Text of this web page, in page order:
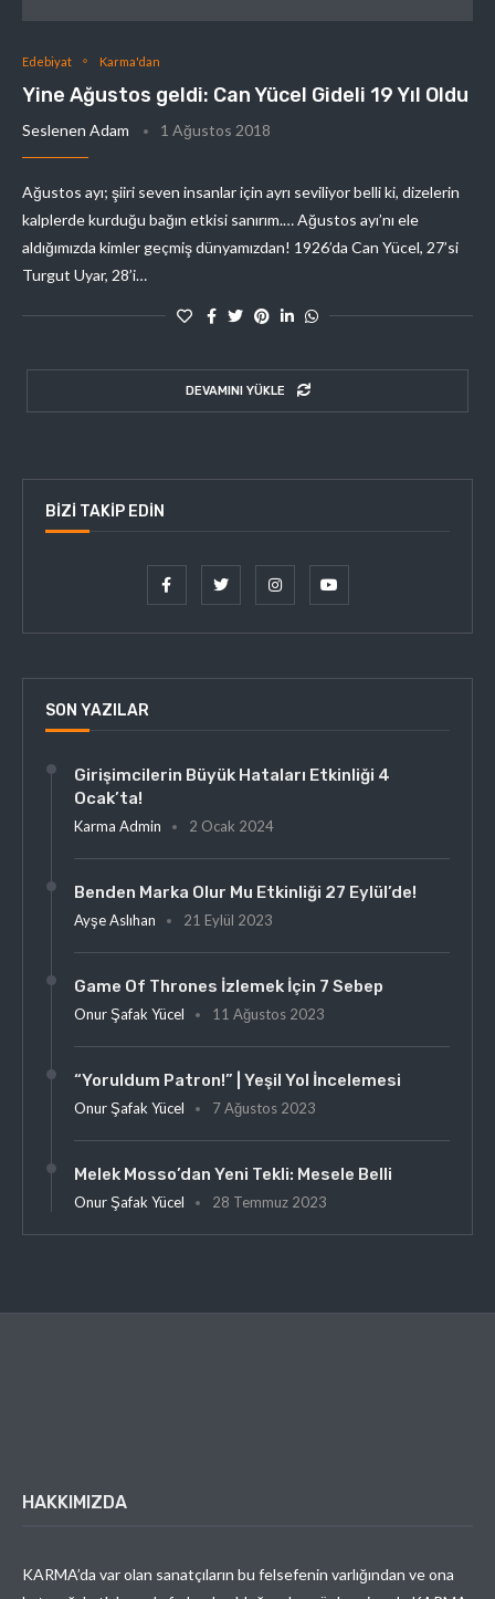
Edebiyat Karma'dan
Yine Ağustos geldi: Can Yücel Gideli 19 Yıl Oldu
Seslenen Adam 1 Ağustos 2018
Ağustos ayı; şiiri seven insanlar için ayrı seviliyor belli ki, dizelerin
kalplerde kurduğu bağın etkisi sanırım.… Ağustos ayı’nı ele
aldığımızda kimler geçmiş dünyamızdan! 1926’da Can Yücel, 27’si
Turgut Uyar, 28’i…
DEVAMINI YÜKLE
BIZI TAKIP EDIN
SON YAZILAR
Girişimcilerin Büyük Hataları Etkinliği 4
Ocak’ta!
Karma Admin 2 Ocak 2024
Benden Marka Olur Mu Etkinliği 27 Eylül’de!
Ayşe Aslıhan 21 Eylül 2023
Game Of Thrones İzlemek İçin 7 Sebep
Onur Şafak Yücel 11 Ağustos 2023
“Yoruldum Patron!” | Yeşil Yol İncelemesi
Onur Şafak Yücel 7 Ağustos 2023
Melek Mosso’dan Yeni Tekli: Mesele Belli
Onur Şafak Yücel 28 Temmuz 2023
HAKKIMIZDA
KARMA’da var olan sanatçıların bu felsefenin varlığından ve ona